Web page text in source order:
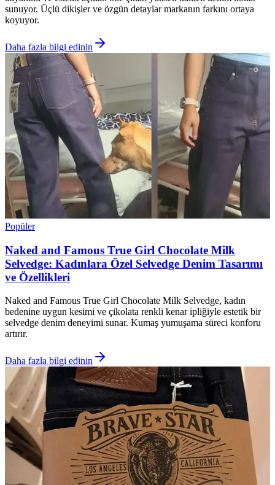
sunuyor. Üçlü dikişler ve özgün detaylar markanın farkını ortaya
koyuyor.
Daha fazla bilgi edinin
Popüler
Naked and Famous True Girl Chocolate Milk
Selvedge: Kadınlara Özel Selvedge Denim Tasarımı
ve Özellikleri
Naked and Famous True Girl Chocolate Milk Selvedge, kadın
bedenine uygun kesimi ve çikolata renkli kenar ipliğiyle estetik bir
selvedge denim deneyimi sunar. Kumaş yumuşama süreci konforu
artırır.
Daha fazla bilgi edinin